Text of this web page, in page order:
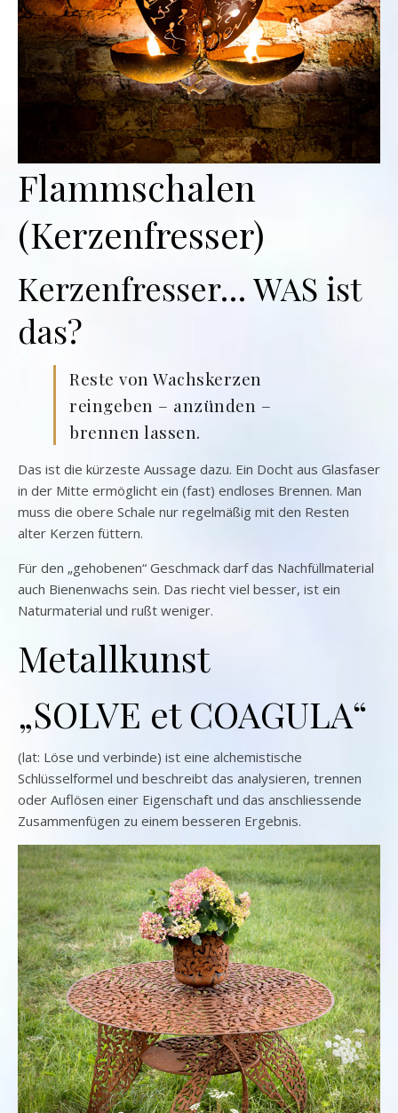
Flammschalen
(Kerzenfresser)
Kerzenfresser… WAS ist
das?
Reste von Wachskerzen
reingeben – anzünden –
brennen lassen.
Das ist die kürzeste Aussage dazu. Ein Docht aus Glasfaser
in der Mitte ermöglicht ein (fast) endloses Brennen. Man
muss die obere Schale nur regelmäßig mit den Resten
alter Kerzen füttern.
Für den „gehobenen“ Geschmack darf das Nachfüllmaterial
auch Bienenwachs sein. Das riecht viel besser, ist ein
Naturmaterial und rußt weniger.
Metallkunst
„SOLVE et COAGULA“
(lat: Löse und verbinde) ist eine alchemistische
Schlüsselformel und beschreibt das analysieren, trennen
oder Auflösen einer Eigenschaft und das anschliessende
Zusammenfügen zu einem besseren Ergebnis.